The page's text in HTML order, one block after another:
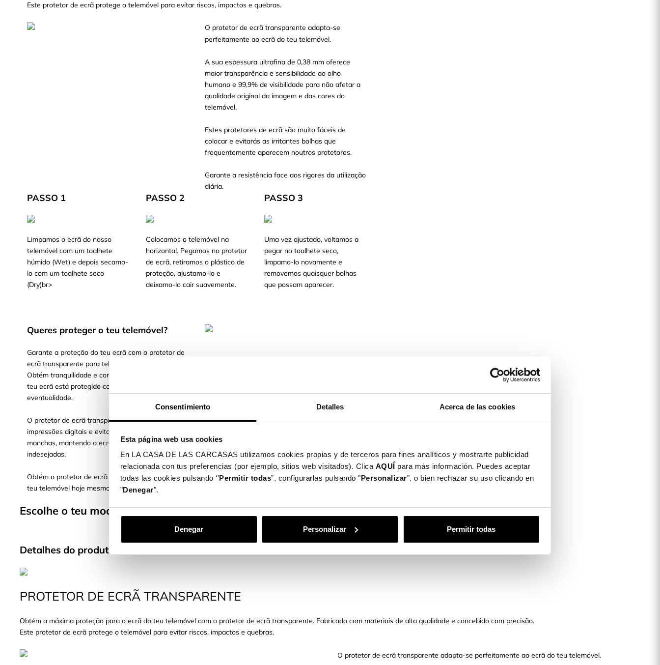
Consentimiento Detalles Acerca de las cookies
Esta página web usa cookies
En LA CASA DE LAS CARCASAS utilizamos cookies propias y de terceros para fines analíticos y mostrarte publicidad
relacionada con tus preferencias (por ejemplo, sitios web visitados). Clica AQUÍ para más información. Puedes aceptar
todas las cookies pulsando ‘’Permitir todas”, configurarlas pulsando "Personalizar", o bien rechazar su uso clicando en
"Denegar".
Denegar Personalizar Permitir todas
Este protetor de ecrã protege o telemóvel para evitar riscos, impactos e quebras.
O protetor de ecrã transparente adapta-se
perfeitamente ao ecrã do teu telemóvel.
A sua espessura ultrafina de 0,38 mm oferece
maior transparência e sensibilidade ao olho
humano e 99,9% de visibilidade para não afetar a
qualidade original da imagem e das cores do
telemóvel.
Estes protetores de ecrã são muito fáceis de
colocar e evitarás as irritantes bolhas que
frequentemente aparecem noutros protetores.
Garante a resistência face aos rigores da utilização
diária.
PASSO 1
Limpamos o ecrã do nosso
telemóvel com um toalhete
húmido (Wet) e depois secamo-
lo com um toalhete seco
(Dry)br>
PASSO 2
Colocamos o telemóvel na
horizontal. Pegamos no protetor
de ecrã, retiramos o plástico de
proteção, ajustamo-lo e
deixamo-lo cair suavemente.
PASSO 3
Uma vez ajustado, voltamos a
pegar no toalhete seco,
limpamo-lo novamente e
removemos quaisquer bolhas
que possam aparecer.
Queres proteger o teu telemóvel?
Garante a proteção do teu ecrã com o protetor de
ecrã transparente para telemóvel, líder no mercado.
Obtém tranquilidade e confiança ao saber que o
teu ecrã está protegido contra qualquer
eventualidade.
O protetor de ecrã transparente também repele as
impressões digitais e evita a acumulação de
manchas, mantendo o ecrã limpo e sem marcas
indesejadas.
Obtém o protetor de ecrã transparente e protege o
teu telemóvel hoje mesmo!
Escolhe o teu modelo de telemóvel e protege o seu ecrã
Detalhes do produto
PROTETOR DE ECRÃ TRANSPARENTE
Obtém a máxima proteção para o ecrã do teu telemóvel com o protetor de ecrã transparente. Fabricado com materiais de alta qualidade e concebido com precisão.
Este protetor de ecrã protege o telemóvel para evitar riscos, impactos e quebras.
O protetor de ecrã transparente adapta-se perfeitamente ao ecrã do teu telemóvel.